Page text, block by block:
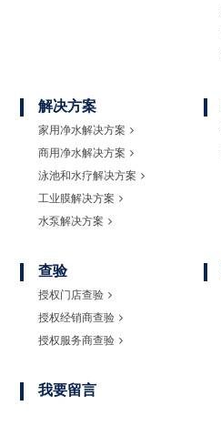
解决方案
家用净水解决方案
商用净水解决方案
泳池和水疗解决方案
工业膜解决方案
水泵解决方案
查验
授权门店查验
授权经销商查验
授权服务商查验
我要留言